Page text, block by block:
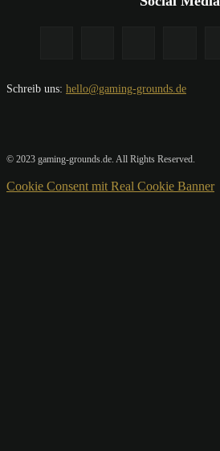
Schreib uns: hello@gaming-grounds.de
© 2023 gaming-grounds.de. All Rights Reserved.
Cookie Consent mit Real Cookie Banner